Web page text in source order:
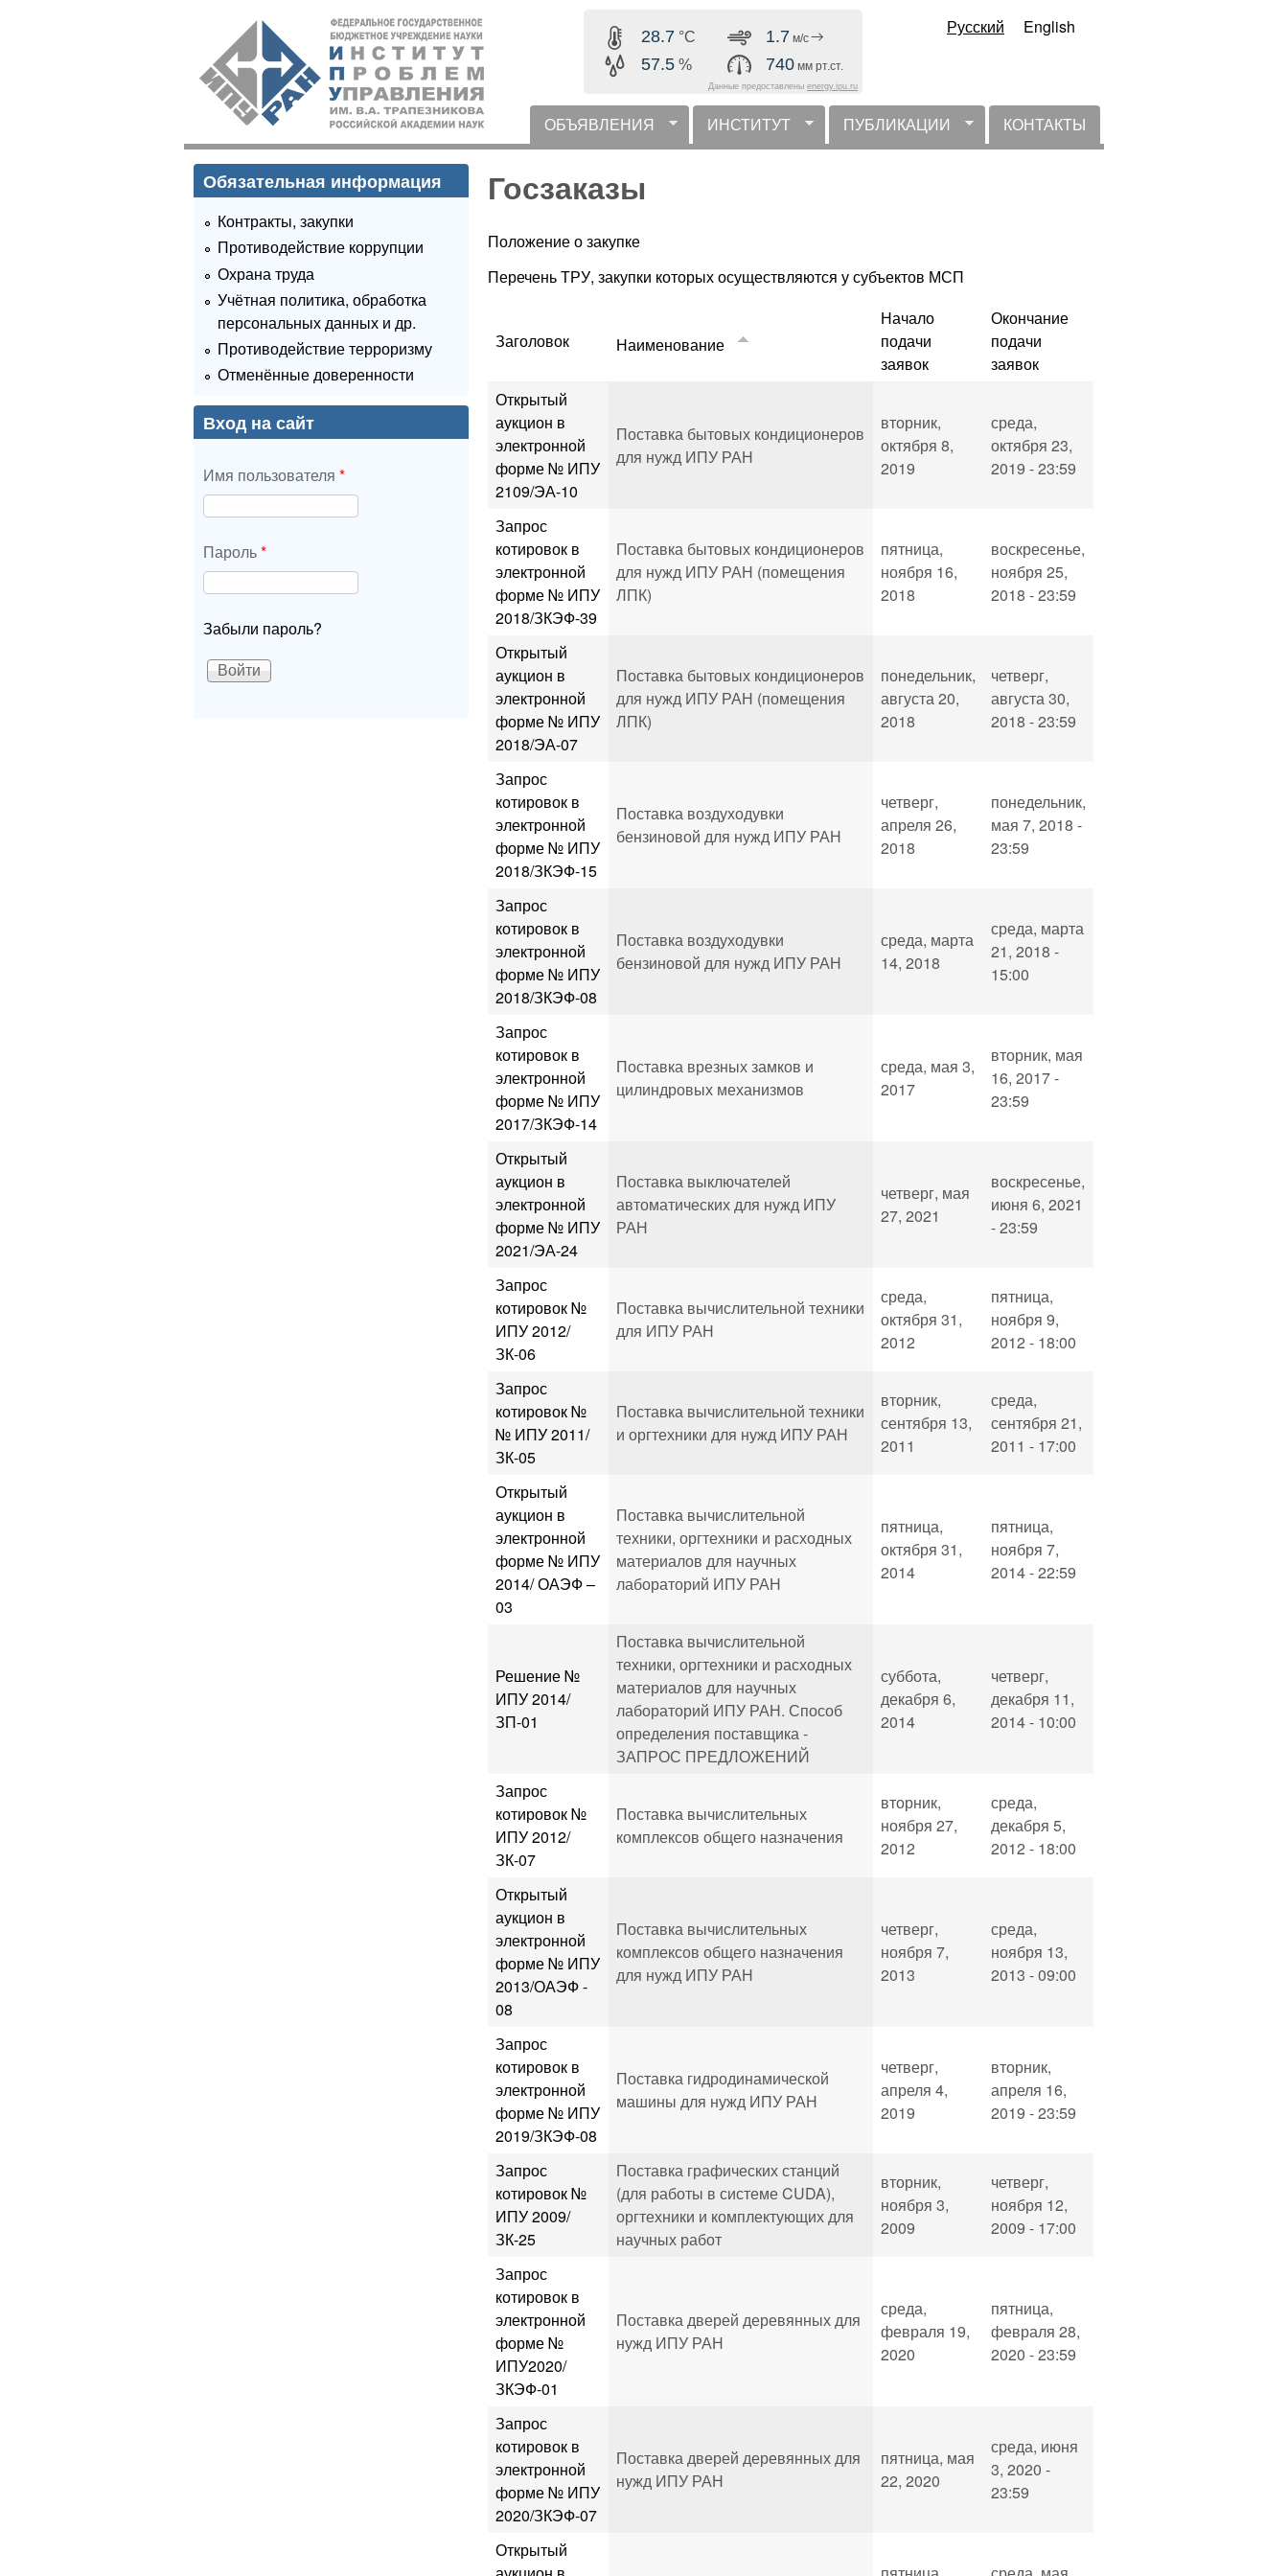
содержанию
ИПУ
РАН
28.7 °C
57.5 %
1.7 м/с
740 мм рт.ст.
Данные предоставлены energy.ipu.ru
Русский English
горизонтальное меню
ОБЪЯВЛЕНИЯ ИНСТИТУТ ПУБЛИКАЦИИ КОНТАКТЫ
Госзаказы
Положение о закупке
Перечень ТРУ, закупки которых осуществляются у субъектов МСП
Заголовок Наименование
Начало
подачи
заявок
Окончание
подачи
заявок
Открытый
аукцион в
электронной
форме № ИПУ
2109/ЭА-10
Поставка бытовых кондиционеров
для нужд ИПУ РАН
вторник,
октября 8,
2019
среда,
октября 23,
2019 - 23:59
Запрос
котировок в
электронной
форме № ИПУ
2018/ЗКЭФ-39
Поставка бытовых кондиционеров
для нужд ИПУ РАН (помещения
ЛПК)
пятница,
ноября 16,
2018
воскресенье,
ноября 25,
2018 - 23:59
Открытый
аукцион в
электронной
форме № ИПУ
2018/ЭА-07
Поставка бытовых кондиционеров
для нужд ИПУ РАН (помещения
ЛПК)
понедельник,
августа 20,
2018
четверг,
августа 30,
2018 - 23:59
Запрос
котировок в
электронной
форме № ИПУ
2018/ЗКЭФ-15
Поставка воздуходувки
бензиновой для нужд ИПУ РАН
четверг,
апреля 26,
2018
понедельник,
мая 7, 2018 -
23:59
Запрос
котировок в
электронной
форме № ИПУ
2018/ЗКЭФ-08
Поставка воздуходувки
бензиновой для нужд ИПУ РАН
среда, марта
14, 2018
среда, марта
21, 2018 -
15:00
Запрос
котировок в
электронной
форме № ИПУ
2017/ЗКЭФ-14
Поставка врезных замков и
цилиндровых механизмов
среда, мая 3,
2017
вторник, мая
16, 2017 -
23:59
Открытый
аукцион в
электронной
форме № ИПУ
2021/ЭА-24
Поставка выключателей
автоматических для нужд ИПУ
РАН
четверг, мая
27, 2021
воскресенье,
июня 6, 2021
- 23:59
Запрос
котировок №
ИПУ 2012/
ЗК-06
Поставка вычислительной техники
для ИПУ РАН
среда,
октября 31,
2012
пятница,
ноября 9,
2012 - 18:00
Запрос
котировок №
№ ИПУ 2011/
ЗК-05
Поставка вычислительной техники
и оргтехники для нужд ИПУ РАН
вторник,
сентября 13,
2011
среда,
сентября 21,
2011 - 17:00
Открытый
аукцион в
электронной
форме № ИПУ
2014/ ОАЭФ –
03
Поставка вычислительной
техники, оргтехники и расходных
материалов для научных
лабораторий ИПУ РАН
пятница,
октября 31,
2014
пятница,
ноября 7,
2014 - 22:59
Решение №
ИПУ 2014/
ЗП-01
Поставка вычислительной
техники, оргтехники и расходных
материалов для научных
лабораторий ИПУ РАН. Способ
определения поставщика -
ЗАПРОС ПРЕДЛОЖЕНИЙ
суббота,
декабря 6,
2014
четверг,
декабря 11,
2014 - 10:00
Запрос
котировок №
ИПУ 2012/
ЗК-07
Поставка вычислительных
комплексов общего назначения
вторник,
ноября 27,
2012
среда,
декабря 5,
2012 - 18:00
Открытый
аукцион в
электронной
форме № ИПУ
2013/ОАЭФ -
08
Поставка вычислительных
комплексов общего назначения
для нужд ИПУ РАН
четверг,
ноября 7,
2013
среда,
ноября 13,
2013 - 09:00
Запрос
котировок в
электронной
форме № ИПУ
2019/ЗКЭФ-08
Поставка гидродинамической
машины для нужд ИПУ РАН
четверг,
апреля 4,
2019
вторник,
апреля 16,
2019 - 23:59
Запрос
котировок №
ИПУ 2009/
ЗК-25
Поставка графических станций
(для работы в системе CUDA),
оргтехники и комплектующих для
научных работ
вторник,
ноября 3,
2009
четверг,
ноября 12,
2009 - 17:00
Запрос
котировок в
электронной
форме №
ИПУ2020/
ЗКЭФ-01
Поставка дверей деревянных для
нужд ИПУ РАН
среда,
февраля 19,
2020
пятница,
февраля 28,
2020 - 23:59
Запрос
котировок в
электронной
форме № ИПУ
2020/ЗКЭФ-07
Поставка дверей деревянных для
нужд ИПУ РАН
пятница, мая
22, 2020
среда, июня
3, 2020 -
23:59
Открытый
Обязательная информация
Контракты, закупки
Противодействие коррупции
Охрана труда
Учётная политика, обработка
персональных данных и др.
Противодействие терроризму
Отменённые доверенности
Вход на сайт
Имя пользователя *
Пароль*
Забыли пароль?